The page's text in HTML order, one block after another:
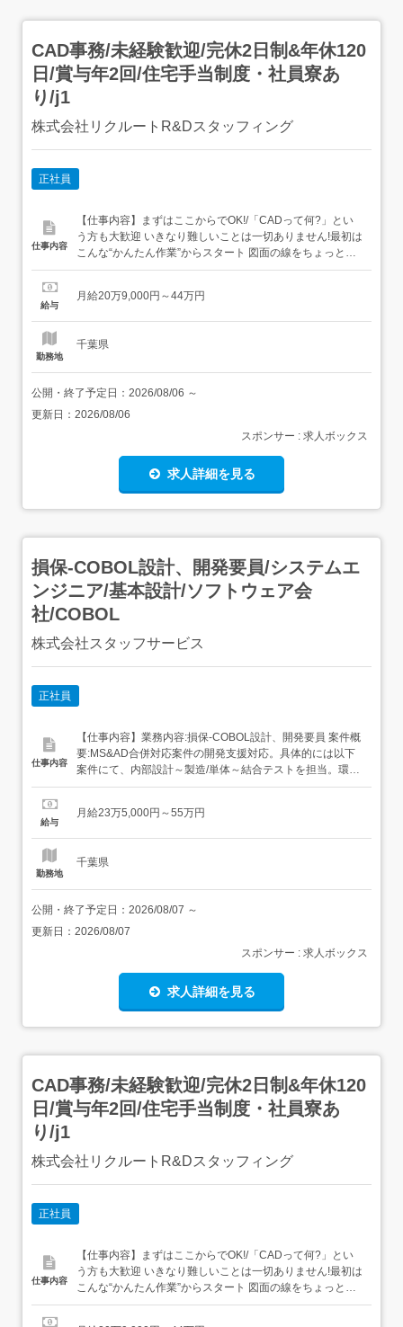
CAD事務/未経験歓迎/完休2日制&年休120
日/賞与年2回/住宅手当制度・社員寮あ
り/j1
株式会社リクルートR&Dスタッフィング
正社員
仕事内容
【仕事内容】まずはここからでOK!/「CADって何?」とい
う方も大歓迎 いきなり難しいことは一切ありません!最初は
こんな“かんたん作業”からスタート 図面の線をちょっと動
かすだけ 決まったフォーマットに数字を入力→いわば“パ
まずはメールの送り方やあいさつといった基本的なビジネ
給与
月給20万9,000円～44万円
勤務地
千葉県
公開・終了予定日： 2026/08/06 ～
更新日： 2026/08/06
スポンサー : 求人ボックス
求人詳細を見る
損保-COBOL設計、開発要員/システムエ
ンジニア/基本設計/ソフトウェア会
社/COBOL
株式会社スタッフサービス
正社員
仕事内容
【仕事内容】業務内容:損保-COBOL設計、開発要員 案件概
要:MS&AD合併対応案件の開発支援対応。具体的には以下
案件にて、内部設計～製造/単体～結合テストを担当。環境
はIBMホストにおけるCOBOL開発。・オンライン画面で契
ムで契約更改する基幹システムの開発業務担当製品:損保-
給与
月給23万5,000円～55万円
勤務地
千葉県
公開・終了予定日： 2026/08/07 ～
更新日： 2026/08/07
スポンサー : 求人ボックス
求人詳細を見る
CAD事務/未経験歓迎/完休2日制&年休120
日/賞与年2回/住宅手当制度・社員寮あ
り/j1
株式会社リクルートR&Dスタッフィング
正社員
仕事内容
【仕事内容】まずはここからでOK!/「CADって何?」とい
う方も大歓迎 いきなり難しいことは一切ありません!最初は
こんな“かんたん作業”からスタート 図面の線をちょっと動
かすだけ 決まったフォーマットに数字を入力→いわば“パ